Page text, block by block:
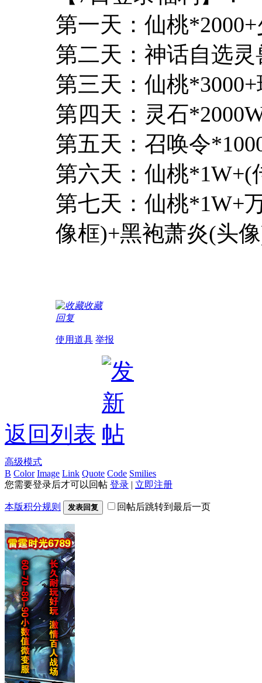
第一天：仙桃
第二天：神话自选
第三天：仙桃
第四天：灵石
第五天：召唤令
第六天：仙桃*1W+(
第七天：仙桃*1W+
像框)+黑袍萧炎(头
收藏
回复
使用道具 举报
返回列表
高级模式
B Color Image Link Quote Code Smilies
您需要登录后才可以回帖 登录 | 立即注册
本版积分规则 发表回复 回帖后跳转到最后一页